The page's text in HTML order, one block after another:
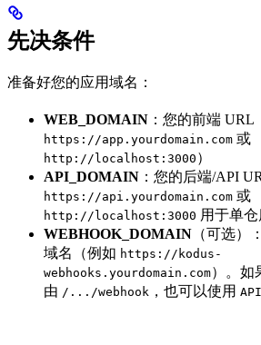
先决条件
准备好您的应用域名：
WEB_DOMAIN ：您的前端 URL
https://app.yourdomain.com 或
http://localhost:3000 ）
API_DOMAIN ：您的后端/API
https://api.yourdomain.com 或
http://localhost:3000 用于单仓
WEBHOOK_DOMAIN （可选）
域名（例如 https://kodus-
webhooks.yourdomain.com）。如
由 /.../webhook ，也可以使用